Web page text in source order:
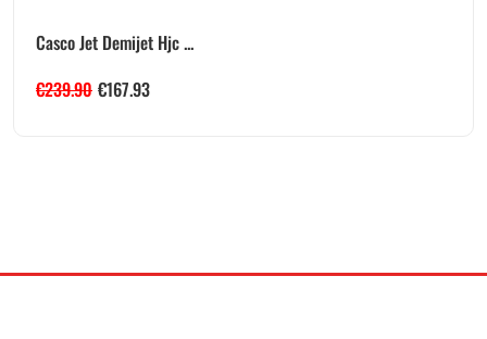
Casco Jet Demijet Hjc ...
€239.90 €167.93